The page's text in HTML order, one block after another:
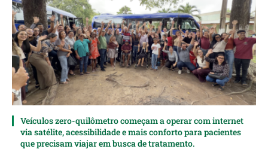
Veículos zero-quilômetro começam a operar com internet
via satélite, acessibilidade e mais conforto para pacientes
que precisam viajar em busca de tratamento.